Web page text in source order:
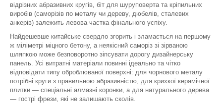
відрізних абразивних кругів, біт для шуруповерта та кріпильних
виробів (саморізів по металу чи дереву, дюбелів, сталевих
анкерів) залежить левова частка фінального успіху.
Найдешевше китайське свердло згорить і зламається на першому
ж міліметрі міцного бетону, а неякісний саморіз зі зірваною
шляпкою може безповоротно зіпсувати дорогу дизайнерську
панель. Усі витратні матеріали повинні ідеально та чітко
відповідати типу оброблюваної поверхні: для чорнового металу
потрібні круги з правильною абразивністю, для крихкої керамічної
плитки — спеціальні алмазні коронки, а для натурального дерева
— гострі фрези, які не залишають сколів.